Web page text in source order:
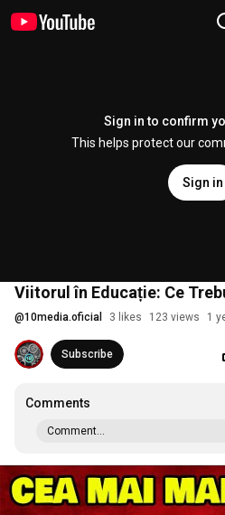
Sign in to confirm
This helps protect our
Sign in
Viitorul în Educație: Ce
@10media.oficial 3 likes 123 views 1
Subscribe
Comments
Comment...